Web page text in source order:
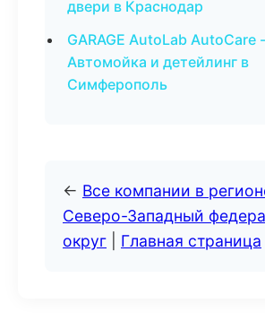
двери в Краснодар
GARAGE AutoLab AutoCare -
Автомойка и детейлинг в
Симферополь
← Все компании в
Северо-Западный
округ
Главная страница